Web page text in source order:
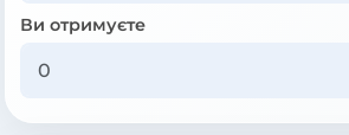
Ви отримуєте